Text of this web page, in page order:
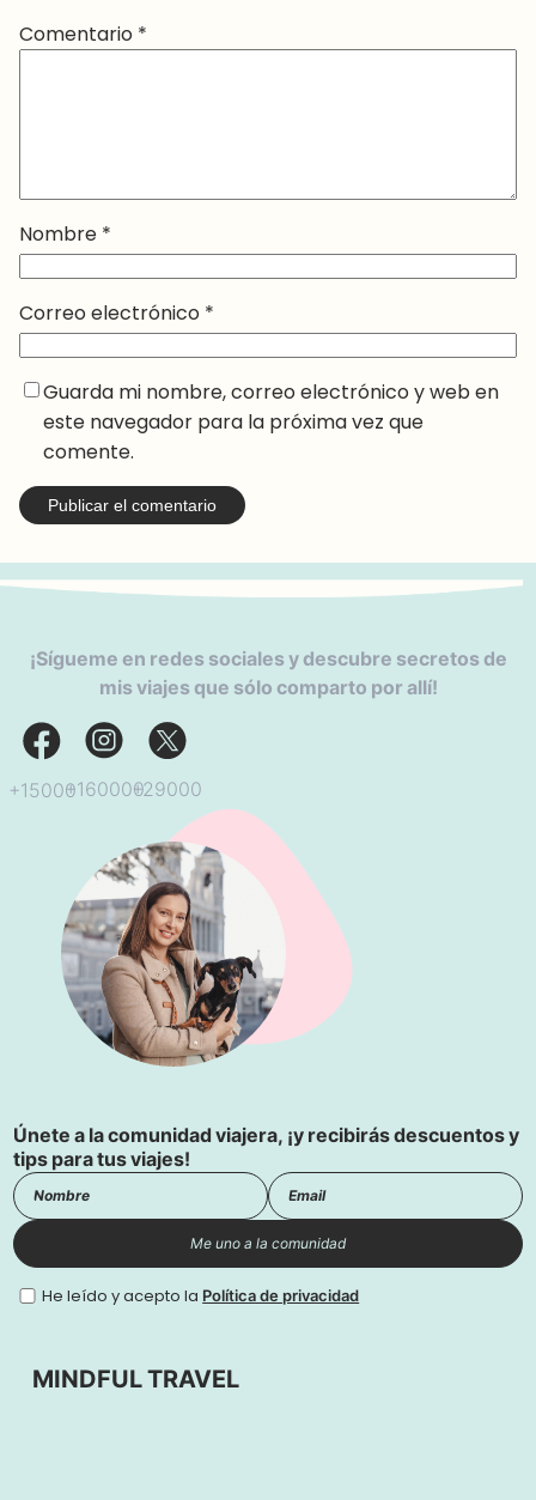
Comentario *
Nombre *
Correo electrónico *
Guarda mi nombre, correo electrónico y web en
este navegador para la próxima vez que
comente.
¡Sígueme en redes sociales y descubre secretos de
mis viajes que sólo comparto por allí!
+15000+160000+29000
Únete a la comunidad viajera, ¡y recibirás descuentos y
tips para tus viajes!
Me uno a la comunidad
He leído y acepto la Política de privacidad
MINDFUL TRAVEL